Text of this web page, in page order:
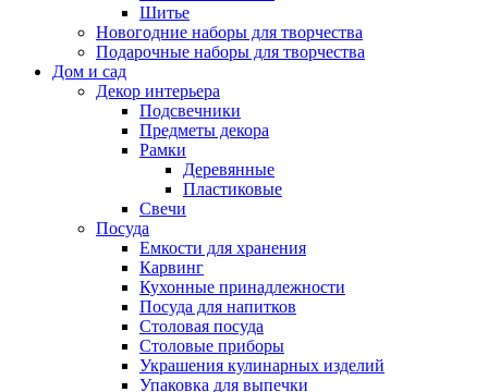
Шитье
Новогодние наборы для творчества
Подарочные наборы для творчества
Дом и сад
Декор интерьера
Подсвечники
Предметы декора
Рамки
Деревянные
Пластиковые
Свечи
Посуда
Емкости для хранения
Карвинг
Кухонные принадлежности
Посуда для напитков
Столовая посуда
Столовые приборы
Украшения кулинарных изделий
Упаковка для выпечки